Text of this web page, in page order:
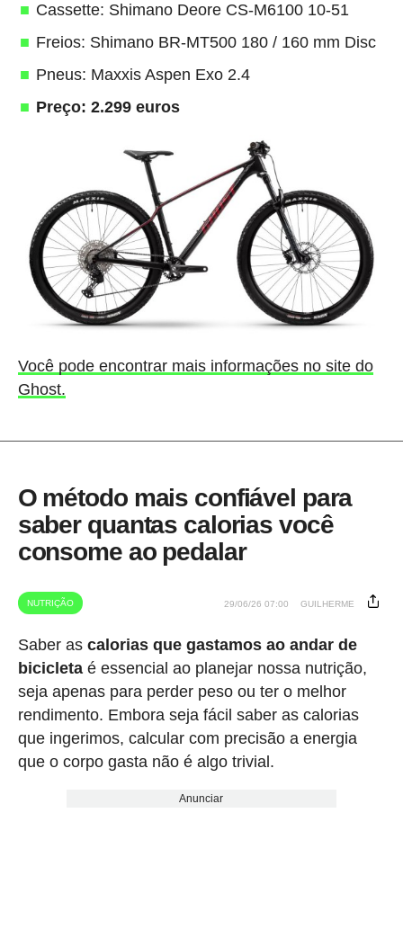
Cassette: Shimano Deore CS-M6100 10-51
Freios: Shimano BR-MT500 180 / 160 mm Disc
Pneus: Maxxis Aspen Exo 2.4
Preço: 2.299 euros
Você pode encontrar mais informações no site do
Ghost.
O método mais confiável para
saber quantas calorias você
consome ao pedalar
NUTRIÇÃO 29/06/26 07:00 GUILHERME
Saber as calorias que gastamos ao andar de
bicicletaé essencial ao planejar nossa nutrição,
seja apenas para perder peso ou ter o melhor
rendimento. Embora seja fácil saber as calorias
que ingerimos, calcular com precisão a energia
que o corpo gasta não é algo trivial.
Anunciar